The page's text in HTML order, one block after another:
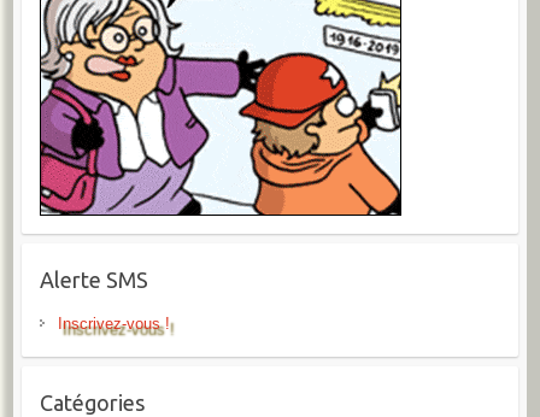
Alerte SMS
Inscrivez-vous !
Catégories